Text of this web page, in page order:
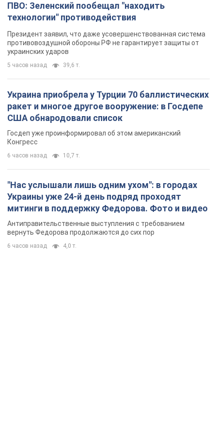
ПВО: Зеленский пообещал "находить
технологии" противодействия
Президент заявил, что даже усовершенствованная система
противовоздушной обороны РФ не гарантирует защиты от
украинских ударов
5 часов назад 39,6 т.
Украина приобрела у Турции 70 баллистических
ракет и многое другое вооружение: в Госдепе
США обнародовали список
Госдеп уже проинформировал об этом американский
Конгресс
6 часов назад 10,7 т.
"Нас услышали лишь одним ухом": в городах
Украины уже 24-й день подряд проходят
митинги в поддержку Федорова. Фото и видео
Антиправительственные выступления с требованием
вернуть Федорова продолжаются до сих пор
6 часов назад 4,0 т.